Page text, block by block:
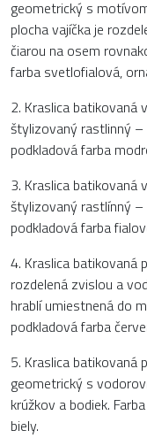
geometrický s
plocha vajíčka je
čiarou na osem
farba svetlofialová,
2. Kraslica batikovaná
štylizovaný rastlinný –
podkladová farba
3. Kraslica batikovaná
štylizovaný rastlínný –
podkladová farba
4. Kraslica batikovaná
rozdelená zvislou a
hrablí umiestnená do
podkladová farba
5. Kraslica batikovaná
geometrický s
krúžkov a bodiek.
biely.